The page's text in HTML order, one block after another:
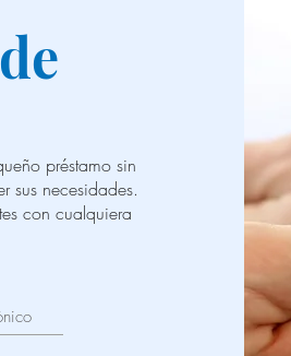
préstamo sin
sus necesidades.
con cualquiera